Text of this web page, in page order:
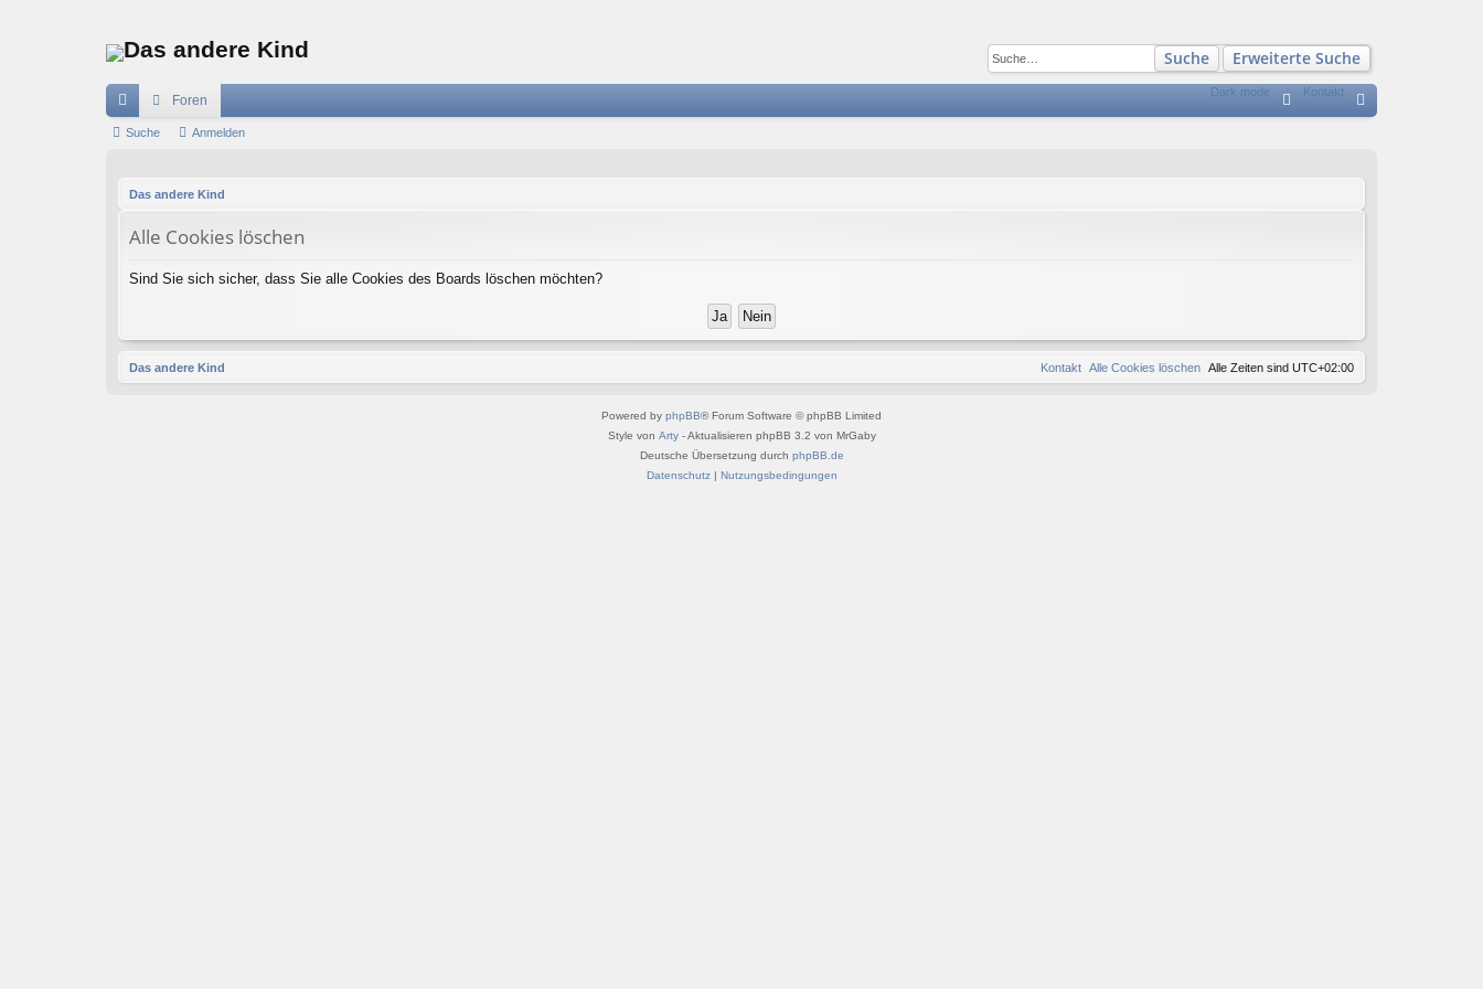
Das andere Kind Suche Erweiterte Suche
S
ch
Foren
Dark mode Kontakt
Suche Anmelden
Das andere Kind
Alle Cookies löschen
Sind Sie sich sicher, dass Sie alle Cookies des Boards löschen möchten?
Das andere Kind Alle Zeiten sind UTC+02:00
Alle Cookies löschen
Kontakt
Powered by phpBB® Forum Software © phpBB Limited
Style von Arty- Aktualisieren phpBB 3.2 von MrGaby
Deutsche Übersetzung durch phpBB.de
Datenschutz| Nutzungsbedingungen